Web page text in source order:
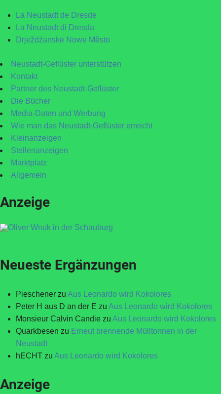
La Neustadt de Dresde
La Neustadt di Dresda
Drježdźanske Nowe Město
Neustadt-Geflüster unterstützen
Kontakt
Partner des Neustadt-Geflüster
Die Bücher
Media-Daten und Werbung
Wie man das Neustadt-Geflüster erreicht
Kleinanzeigen
Stellenanzeigen
Marktplatz
Allgemein
Anzeige
Neueste Ergänzungen
Pieschener zu Aus Leonardo wird Kokolores
Peter H aus D an der E zu Aus Leonardo wird Kokolores
Monsieur Calvin Candie zu Aus Leonardo wird Kokolores
Quarkbesen zu Erneut brennende Mülltonnen in der
Neustadt
hECHT zu Aus Leonardo wird Kokolores
Anzeige